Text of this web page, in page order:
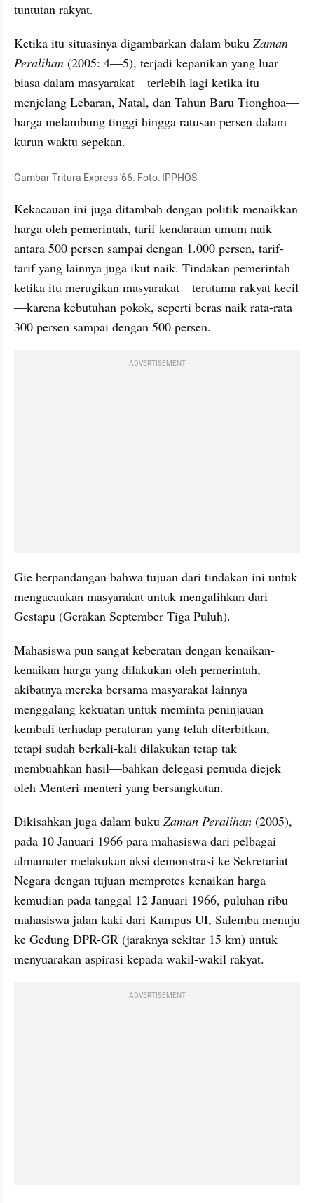
tuntutan rakyat.
Ketika itu situasinya digambarkan dalam buku Zaman
Peralihan (2005: 4—5), terjadi kepanikan yang luar
biasa dalam masyarakat—terlebih lagi ketika itu
menjelang Lebaran, Natal, dan Tahun Baru Tionghoa—
harga melambung tinggi hingga ratusan persen dalam
kurun waktu sepekan.
Gambar Tritura Express '66. Foto: IPPHOS
Kekacauan ini juga ditambah dengan politik menaikkan
harga oleh pemerintah, tarif kendaraan umum naik
antara 500 persen sampai dengan 1.000 persen, tarif-
tarif yang lainnya juga ikut naik. Tindakan pemerintah
ketika itu merugikan masyarakat—terutama rakyat kecil
—karena kebutuhan pokok, seperti beras naik rata-rata
300 persen sampai dengan 500 persen.
ADVERTISEMENT
Gie berpandangan bahwa tujuan dari tindakan ini untuk
mengacaukan masyarakat untuk mengalihkan dari
Gestapu (Gerakan September Tiga Puluh).
Mahasiswa pun sangat keberatan dengan kenaikan-
kenaikan harga yang dilakukan oleh pemerintah,
akibatnya mereka bersama masyarakat lainnya
menggalang kekuatan untuk meminta peninjauan
kembali terhadap peraturan yang telah diterbitkan,
tetapi sudah berkali-kali dilakukan tetap tak
membuahkan hasil—bahkan delegasi pemuda diejek
oleh Menteri-menteri yang bersangkutan.
Dikisahkan juga dalam buku Zaman Peralihan (2005),
pada 10 Januari 1966 para mahasiswa dari pelbagai
almamater melakukan aksi demonstrasi ke Sekretariat
Negara dengan tujuan memprotes kenaikan harga
kemudian pada tanggal 12 Januari 1966, puluhan ribu
mahasiswa jalan kaki dari Kampus UI, Salemba menuju
ke Gedung DPR-GR (jaraknya sekitar 15 km) untuk
menyuarakan aspirasi kepada wakil-wakil rakyat.
ADVERTISEMENT